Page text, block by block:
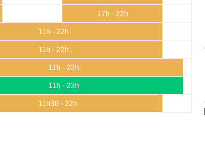
17h - 22h
11h - 22h
11h - 22h
11h - 23h
11h - 23h
11h30 - 22h